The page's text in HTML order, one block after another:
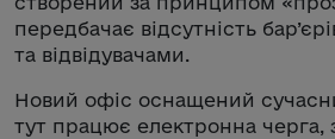
передбачає відсутність
та відвідувачами.
Новий офіс оснащений
тут працює електронна черга,